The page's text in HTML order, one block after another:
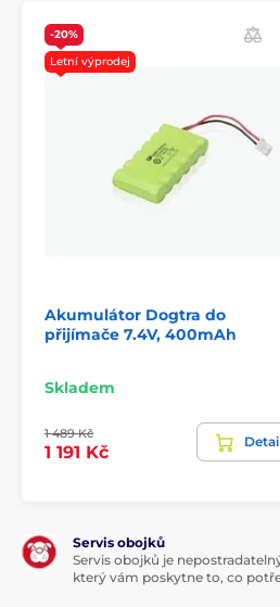
Technické specifikace se
výslovného upozornění.
ilustrativní charakter.
Produkt je zařazen v
Příslušenství výcvikové obojky
-20%
Letní výprodej
Akumulátor Dogtra do
přijímače 7.4V, 400mAh
Skladem
1 489 Kč
1 191 Kč
Servis obojků
Servis obojků je
který vám poskytne to, co